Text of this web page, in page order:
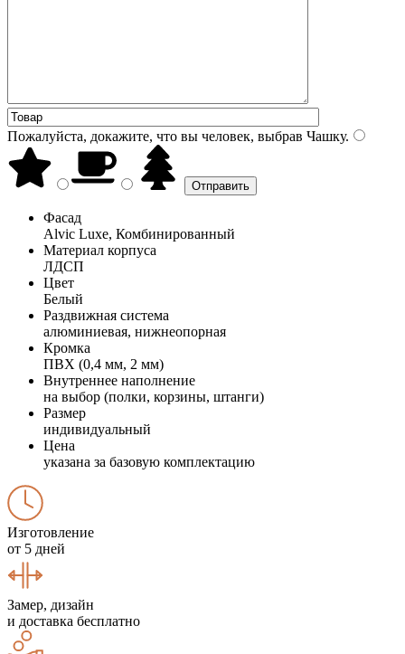
Пожалуйста, докажите, что вы человек, выбрав Чашку.
Фасад
Alvic Luxe, Комбинированный
Материал корпуса
ЛДСП
Цвет
Белый
Раздвижная система
алюминиевая, нижнеопорная
Кромка
ПВХ (0,4 мм, 2 мм)
Внутреннее наполнение
на выбор (полки, корзины, штанги)
Размер
индивидуальный
Цена
указана за базовую комплектацию
Изготовление
от 5 дней
Замер, дизайн
и доставка бесплатно